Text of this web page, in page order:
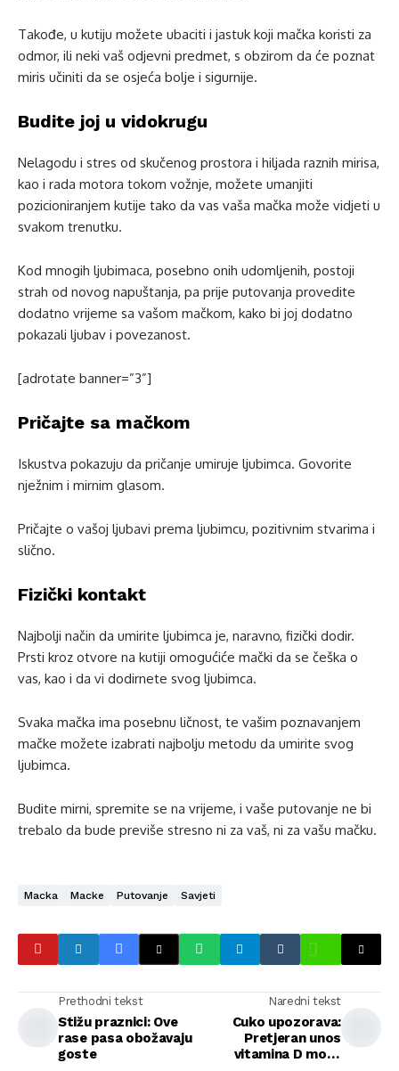
Takođe, u kutiju možete ubaciti i jastuk koji mačka koristi za
odmor, ili neki vaš odjevni predmet, s obzirom da će poznat
miris učiniti da se osjeća bolje i sigurnije.
Budite joj u vidokrugu
Nelagodu i stres od skučenog prostora i hiljada raznih mirisa,
kao i rada motora tokom vožnje, možete umanjiti
pozicioniranjem kutije tako da vas vaša mačka može vidjeti u
svakom trenutku.
Kod mnogih ljubimaca, posebno onih udomljenih, postoji
strah od novog napuštanja, pa prije putovanja provedite
dodatno vrijeme sa vašom mačkom, kako bi joj dodatno
pokazali ljubav i povezanost.
[adrotate banner=”3”]
Pričajte sa mačkom
Iskustva pokazuju da pričanje umiruje ljubimca. Govorite
nježnim i mirnim glasom.
Pričajte o vašoj ljubavi prema ljubimcu, pozitivnim stvarima i
slično.
Fizički kontakt
Najbolji način da umirite ljubimca je, naravno, fizički dodir.
Prsti kroz otvore na kutiji omogućiće mački da se češka o
vas, kao i da vi dodirnete svog ljubimca.
Svaka mačka ima posebnu ličnost, te vašim poznavanjem
mačke možete izabrati najbolju metodu da umirite svog
ljubimca.
Budite mirni, spremite se na vrijeme, i vaše putovanje ne bi
trebalo da bude previše stresno ni za vaš, ni za vašu mačku.
Macka Macke Putovanje Savjeti
Prethodni tekst
Stižu praznici: Ove
rase pasa obožavaju
goste
Naredni tekst
Cuko upozorava:
Pretjeran unos
vitamina D može